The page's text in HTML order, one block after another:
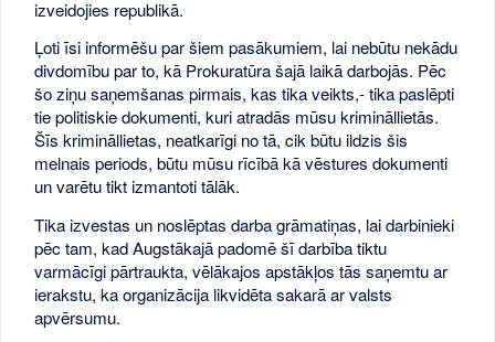
izveidojies republikā.
Ļoti īsi informēšu par šiem pasākumiem, lai nebūtu nekādu
divdomību par to, kā Prokuratūra šajā laikā darbojās. Pēc
šo ziņu saņemšanas pirmais, kas tika veikts,- tika paslēpti
tie politiskie dokumenti, kuri atradās mūsu krimināllietās.
Šīs krimināllietas, neatkarīgi no tā, cik būtu ildzis šis
melnais periods, būtu mūsu rīcībā kā vēstures dokumenti
un varētu tikt izmantoti tālāk.
Tika izvestas un noslēptas darba grāmatiņas, lai darbinieki
pēc tam, kad Augstākajā padomē šī darbība tiktu
varmācīgi pārtraukta, vēlākajos apstākļos tās saņemtu ar
ierakstu, ka organizācija likvidēta sakarā ar valsts
apvērsumu.